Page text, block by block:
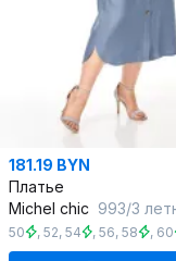
181.19 BYN
Платье
Michel chic 993/3
50 , 52, 54 , 56, 58 , 60